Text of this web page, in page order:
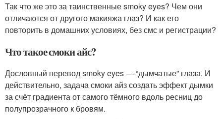
Так что же это за таинственные smoky eyes? Чем они
отличаются от другого макияжа глаз? И как его
повторить в домашних условиях, без смс и регистрации?
Что такое смоки айс?
Дословный перевод smoky eyes — “дымчатые” глаза. И
действительно, задача смоки айз создать эффект дымки
за счёт градиента от самого тёмного вдоль ресниц до
полупрозрачного к бровям.